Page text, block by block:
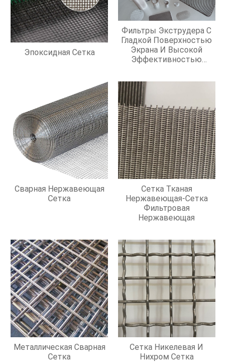
Эпоксидная Сетка
Фильтры Экструдера С
Гладкой Поверхностью
Экрана И Высокой
Эффективностью
Сварная Нержавеющая
Сетка
Сетка Тканая
Нержавеющая-Сетка
Фильтровая
Нержавеющая
Металлическая Сварная
Сетка
Сетка Никелевая И
Нихром Сетка